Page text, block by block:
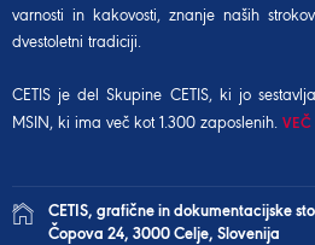
varnosti in kakovosti, znanje naših
dvestoletni tradiciji.
CETIS je del Skupine CETIS, ki jo
MSIN , ki ima več kot 1.300 zaposlenih. VEČ
CETIS, grafične in dokumentacijske
Čopova 24, 3000 Celje, Slovenija